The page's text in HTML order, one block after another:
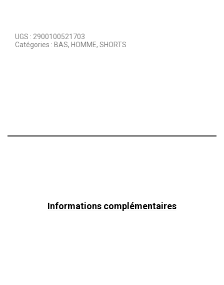
UGS : 2900100521703
Catégories : BAS, HOMME, SHORTS
Informations complémentaires